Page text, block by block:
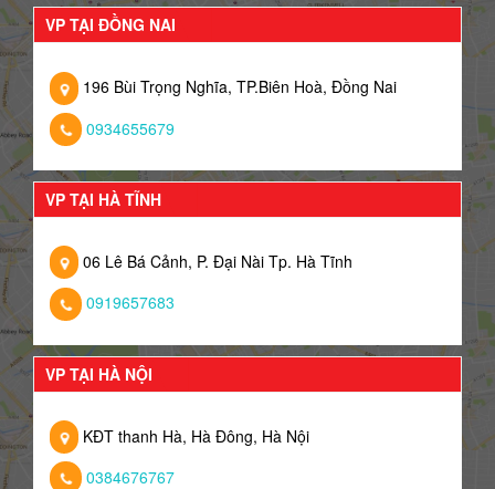
VP TẠI ĐỒNG NAI
196 Bùi Trọng Nghĩa, TP.Biên Hoà, Đồng Nai
0934655679
VP TẠI HÀ TĨNH
06 Lê Bá Cảnh, P. Đại Nài Tp. Hà Tĩnh
0919657683
VP TẠI HÀ NỘI
KĐT thanh Hà, Hà Đông, Hà Nội
0384676767